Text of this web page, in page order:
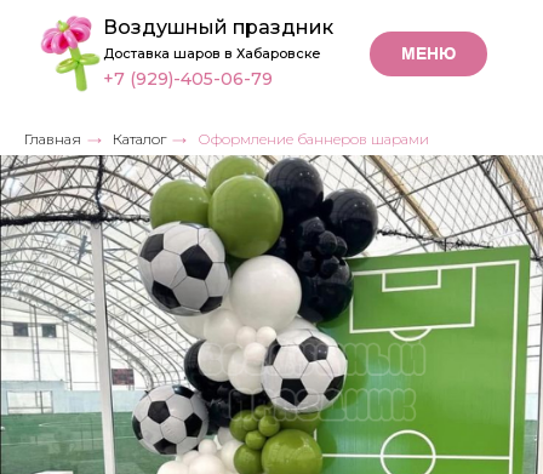
МЕНЮ
Воздушный праздник
Доставка шаров в Хабаровске
+7 (929)-405-06-79
Главная → Каталог → Оформление баннеров шарами
Оформление